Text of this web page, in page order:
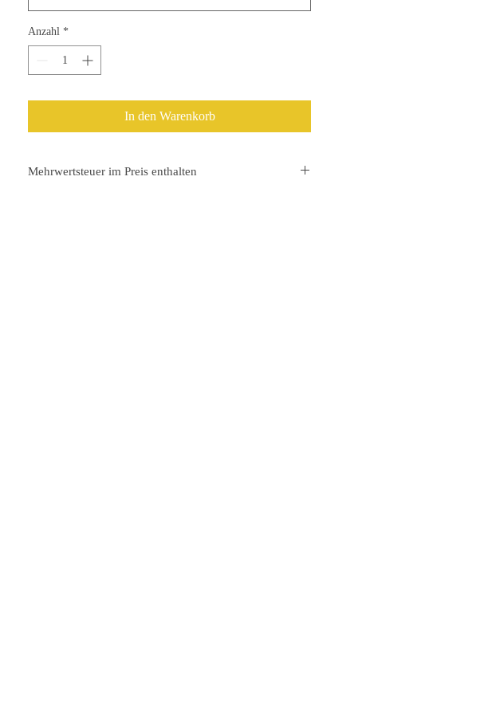
Anzahl *
In den Warenkorb
Mehrwertsteuer im Preis enthalten